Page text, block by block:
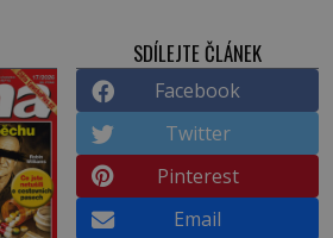
SDÍLEJTE ČLÁNEK
Facebook
Twitter
Pinterest
Email